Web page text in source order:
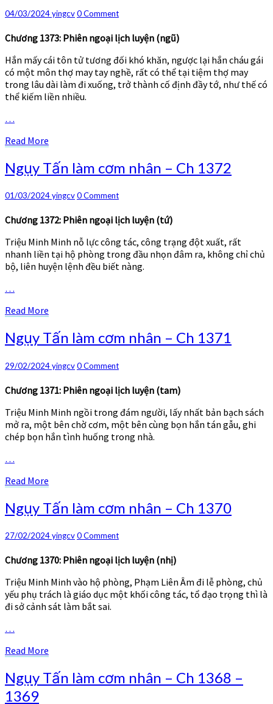
nhân
Ch
–
1374
04/03/2024yingcvComments
0 Comment
Chương 1373: Phiên ngoại lịch luyện (ngũ)
Hắn mấy cái tôn tử tương đối khó khăn, ngược lại hắn cháu gái
có một môn thợ may tay nghề, rất có thể tại tiệm thợ may
trong lâu dài làm đi xuống, trở thành cố định đầy tớ, như thế có
thể kiếm liền nhiều.
…
Read More
Ngụy
Tấn
cơm
nhân
–
Ch
1372
Ngụy Tấn làm cơm nhân – Ch 1372
01/03/2024yingcvComments
0 Comment
Chương 1372: Phiên ngoại lịch luyện (tứ)
Triệu Minh Minh nỗ lực công tác, công trạng đột xuất, rất
nhanh liền tại hộ phòng trong đầu nhọn đâm ra, không chỉ chủ
bộ, liên huyện lệnh đều biết nàng.
…
Read More
Ngụy
Tấn
cơm
–
Ch
1371
Ngụy Tấn làm cơm nhân – Ch 1371
29/02/2024yingcvComments
0 Comment
Chương 1371: Phiên ngoại lịch luyện (tam)
Triệu Minh Minh ngồi trong đám người, lấy nhất bản bạch sách
mở ra, một bên chờ cơm, một bên cùng bọn hắn tán gẫu, ghi
chép bọn hắn tình huống trong nhà.
…
Read More
Ngụy
Tấn
cơm
–
Ch
1370
Ngụy Tấn làm cơm nhân – Ch 1370
27/02/2024yingcvComments
0 Comment
Chương 1370: Phiên ngoại lịch luyện (nhị)
Triệu Minh Minh vào hộ phòng, Phạm Liên Âm đi lễ phòng, chủ
yếu phụ trách là giáo dục một khối công tác, tổ đạo trọng thì là
đi sở cảnh sát làm bắt sai.
…
Read More
Ngụy
Tấn
làm
Ngụy Tấn làm cơm nhân – Ch 1368 –
1369